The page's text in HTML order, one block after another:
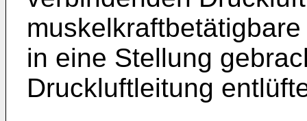
in eine Stellung
Druckluftleitung